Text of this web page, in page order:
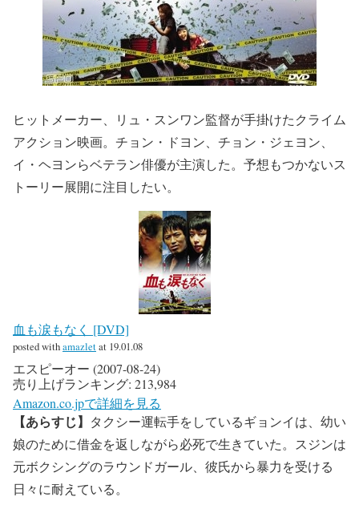
ヒットメーカー、リュ・スンワン監督が手掛けたクライム
アクション映画。チョン・ドヨン、チョン・ジェヨン、
イ・ヘヨンらベテラン俳優が主演した。予想もつかないス
トーリー展開に注目したい。
血も涙もなく [DVD]
posted withamazletat 19.01.08
エスピーオー (2007-08-24)
売り上げランキング: 213,984
Amazon.co.jpで詳細を見る
【あらすじ】 タクシー運転手をしているギョンイは、幼い
娘のために借金を返しながら必死で生きていた。スジンは
元ボクシングのラウンドガール、彼氏から暴力を受ける
日々に耐えている。